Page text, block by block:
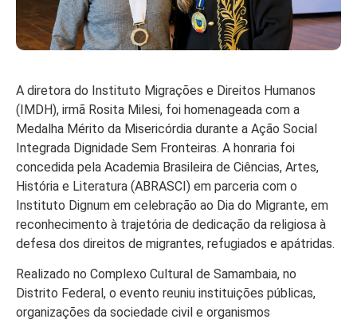
A diretora do Instituto Migrações e Direitos Humanos
(IMDH), irmã Rosita Milesi, foi homenageada com a
Medalha Mérito da Misericórdia durante a Ação Social
Integrada Dignidade Sem Fronteiras. A honraria foi
concedida pela Academia Brasileira de Ciências, Artes,
História e Literatura (ABRASCI) em parceria com o
Instituto Dignum em celebração ao Dia do Migrante, em
reconhecimento à trajetória de dedicação da religiosa à
defesa dos direitos de migrantes, refugiados e apátridas.
Realizado no Complexo Cultural de Samambaia, no
Distrito Federal, o evento reuniu instituições públicas,
organizações da sociedade civil e organismos